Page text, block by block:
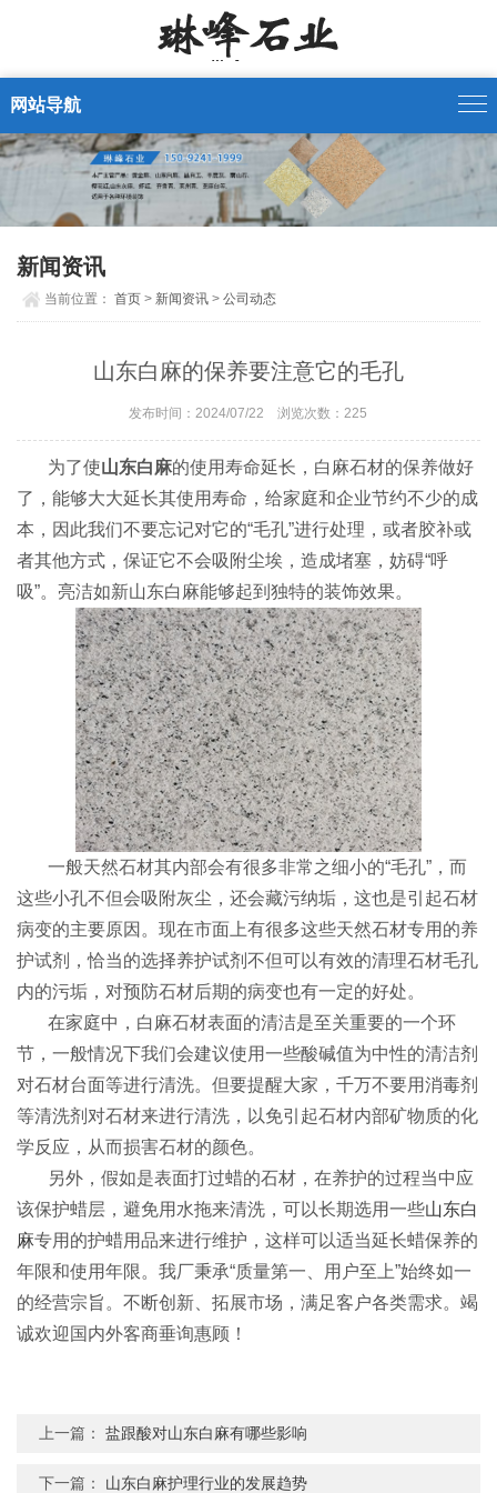
网站导航
新闻资讯
当前位置：首页 > 新闻资讯 >公司动态
山东白麻的保养要注意它的毛孔
发布时间：2024/07/22 浏览次数：225
为了使山东白麻的使用寿命延长，白麻石材的保养做好
了，能够大大延长其使用寿命，给家庭和企业节约不少的成
本，因此我们不要忘记对它的“毛孔”进行处理，或者胶补或
者其他方式，保证它不会吸附尘埃，造成堵塞，妨碍“呼
吸”。亮洁如新山东白麻能够起到独特的装饰效果。
一般天然石材其内部会有很多非常之细小的“毛孔”，而
这些小孔不但会吸附灰尘，还会藏污纳垢，这也是引起石材
病变的主要原因。现在市面上有很多这些天然石材专用的养
护试剂，恰当的选择养护试剂不但可以有效的清理石材毛孔
内的污垢，对预防石材后期的病变也有一定的好处。
在家庭中，白麻石材表面的清洁是至关重要的一个环
节，一般情况下我们会建议使用一些酸碱值为中性的清洁剂
对石材台面等进行清洗。但要提醒大家，千万不要用消毒剂
等清洗剂对石材来进行清洗，以免引起石材内部矿物质的化
学反应，从而损害石材的颜色。
另外，假如是表面打过蜡的石材，在养护的过程当中应
该保护蜡层，避免用水拖来清洗，可以长期选用一些山东白
麻专用的护蜡用品来进行维护，这样可以适当延长蜡保养的
年限和使用年限。我厂秉承“质量第一、用户至上”始终如一
的经营宗旨。不断创新、拓展市场，满足客户各类需求。竭
诚欢迎国内外客商垂询惠顾！
上一篇： 盐跟酸对山东白麻有哪些影响
下一篇： 山东白麻护理行业的发展趋势